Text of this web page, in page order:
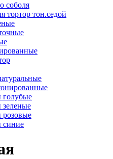
соболя
тортор тон.седой